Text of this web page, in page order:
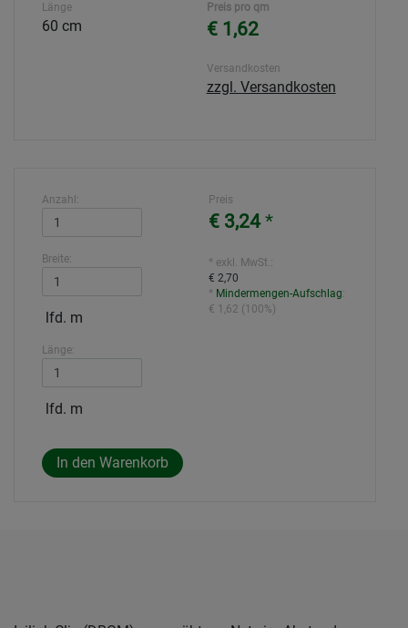
Länge
60 cm
Preis pro qm
€ 1,62
Versandkosten
zzgl. Versandkosten
Anzahl:
Breite:
lfd. m
Länge:
lfd. m
Preis
€ 3,24*
* exkl. MwSt.:
€ 2,70
* Mindermengen-Aufschlag:
€ 1,62 (100%)